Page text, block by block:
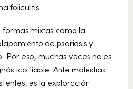
foliculitis.
mixtas como la
de psoriasis y
Por eso, muchas veces no es
fiable. Ante molestias
es la exploración